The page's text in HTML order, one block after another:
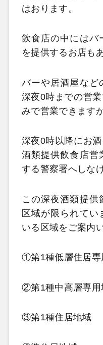
はおります。
飲食店の中にはバ
を提供するお店も
バーや居酒屋など
深夜0時までの営
みで営業できますが
深夜0時以降にお
酒類提供飲食店営
する警察署へしな
この深夜酒類提供
区域が限られてい
いる区域をご案内
①第1種低層住居専
②第1種中高層専用
③第1種住居地域